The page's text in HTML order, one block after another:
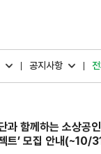
공지사항 전
과 함께하는 소상공
트’ 모집 안내(~10/